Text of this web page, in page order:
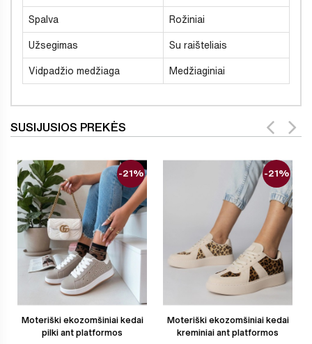
Spalva Rožiniai
Užsegimas Su raišteliais
Vidpadžio medžiaga Medžiaginiai
SUSIJUSIOS PREKĖS
Moteriški ekozomšiniai kedai
pilki ant platformos
-21%
Moteriški ekozomšiniai kedai
kreminiai ant platformos
-21%